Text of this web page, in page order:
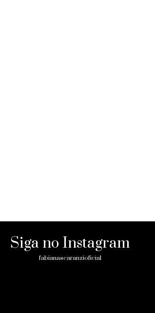
Siga no Instagram
fabianascaranzioficial